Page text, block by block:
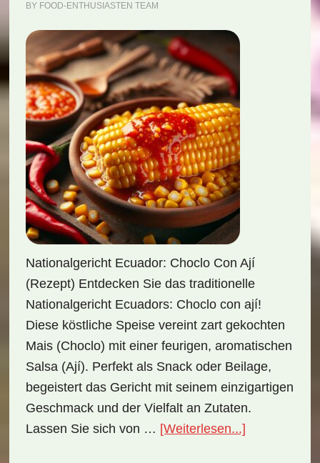
BY FOOD-ENTHUSIASTEN TEAM
Nationalgericht Ecuador: Choclo Con Ají
(Rezept) Entdecken Sie das traditionelle
Nationalgericht Ecuadors: Choclo con ají!
Diese köstliche Speise vereint zart gekochten
Mais (Choclo) mit einer feurigen, aromatischen
Salsa (Ají). Perfekt als Snack oder Beilage,
begeistert das Gericht mit seinem einzigartigen
Geschmack und der Vielfalt an Zutaten.
Lassen Sie sich von … [Weiterlesen...]